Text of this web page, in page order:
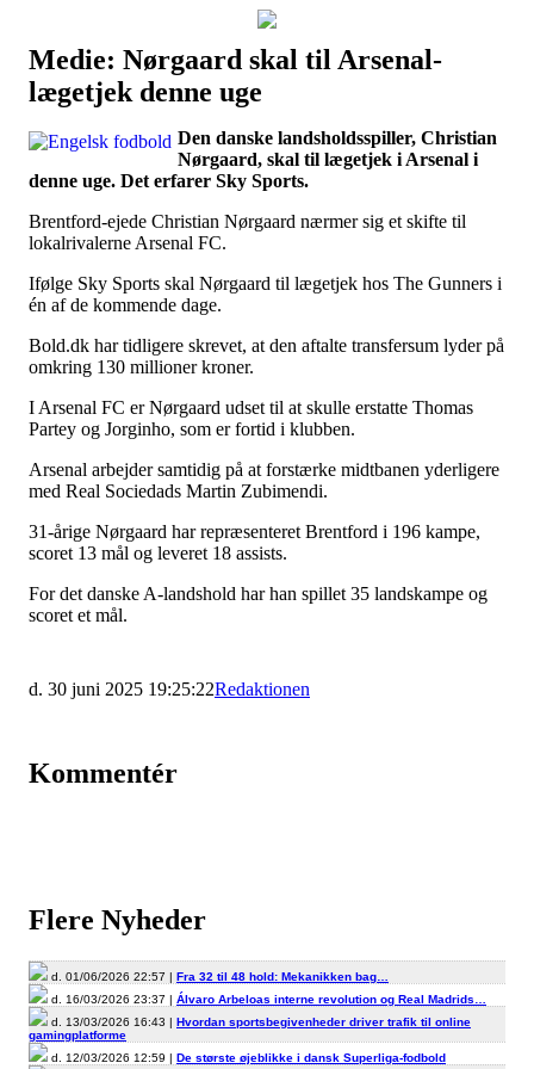
Наши партнеры
Medie: Nørgaard skal til Arsenal-
lægetjek denne uge
Den danske landsholdsspiller, Christian
Nørgaard, skal til lægetjek i Arsenal i
denne uge. Det erfarer Sky Sports.
Brentford-ejede Christian Nørgaard nærmer sig et skifte til
lokalrivalerne Arsenal FC.
Ifølge Sky Sports skal Nørgaard til lægetjek hos The Gunners i
én af de kommende dage.
Bold.dk har tidligere skrevet, at den aftalte transfersum lyder på
omkring 130 millioner kroner.
I Arsenal FC er Nørgaard udset til at skulle erstatte Thomas
Partey og Jorginho, som er fortid i klubben.
Arsenal arbejder samtidig på at forstærke midtbanen yderligere
med Real Sociedads Martin Zubimendi.
31-årige Nørgaard har repræsenteret Brentford i 196 kampe,
scoret 13 mål og leveret 18 assists.
For det danske A-landshold har han spillet 35 landskampe og
scoret et mål.
d. 30 juni 2025 19:25:22Redaktionen
Kommentér
Flere Nyheder
d. 01/06/2026 22:57 | Fra 32 til 48 hold: Mekanikken bag…
d. 16/03/2026 23:37 | Álvaro Arbeloas interne revolution og Real Madrids…
d. 13/03/2026 16:43 | Hvordan sportsbegivenheder driver trafik til online
gamingplatforme
d. 12/03/2026 12:59 | De største øjeblikke i dansk Superliga-fodbold